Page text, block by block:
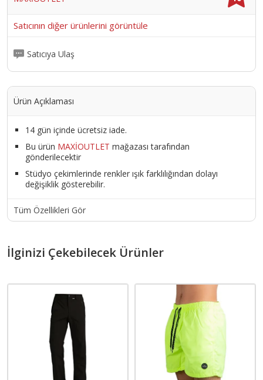
Satıcının diğer ürünlerini görüntüle
Satıcıya Ulaş
Ürün Açıklaması
14 gün içinde ücretsiz iade.
Bu ürün MAXİOUTLET mağazası tarafından
gönderilecektir
Stüdyo çekimlerinde renkler ışık farklılığından dolayı
değişiklik gösterebilir.
Tüm Özellikleri Gör
İlginizi Çekebilecek Ürünler